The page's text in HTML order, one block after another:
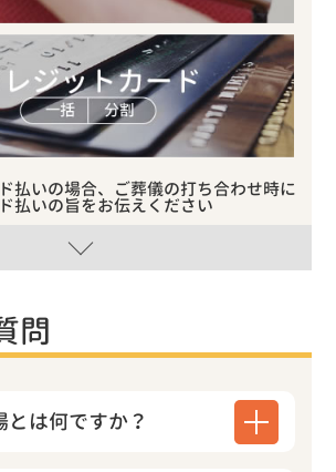
払いの場合、ご葬儀の打ち合わせ時に
払いの旨をお伝えください
問
とは何ですか？